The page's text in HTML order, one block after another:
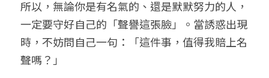
所以，無論你是有名氣的、還是默默努力的人，
一定要守好自己的「聲譽這張臉」。當誘惑出現
時，不妨問自己一句：「這件事，值得我賠上名
聲嗎？」